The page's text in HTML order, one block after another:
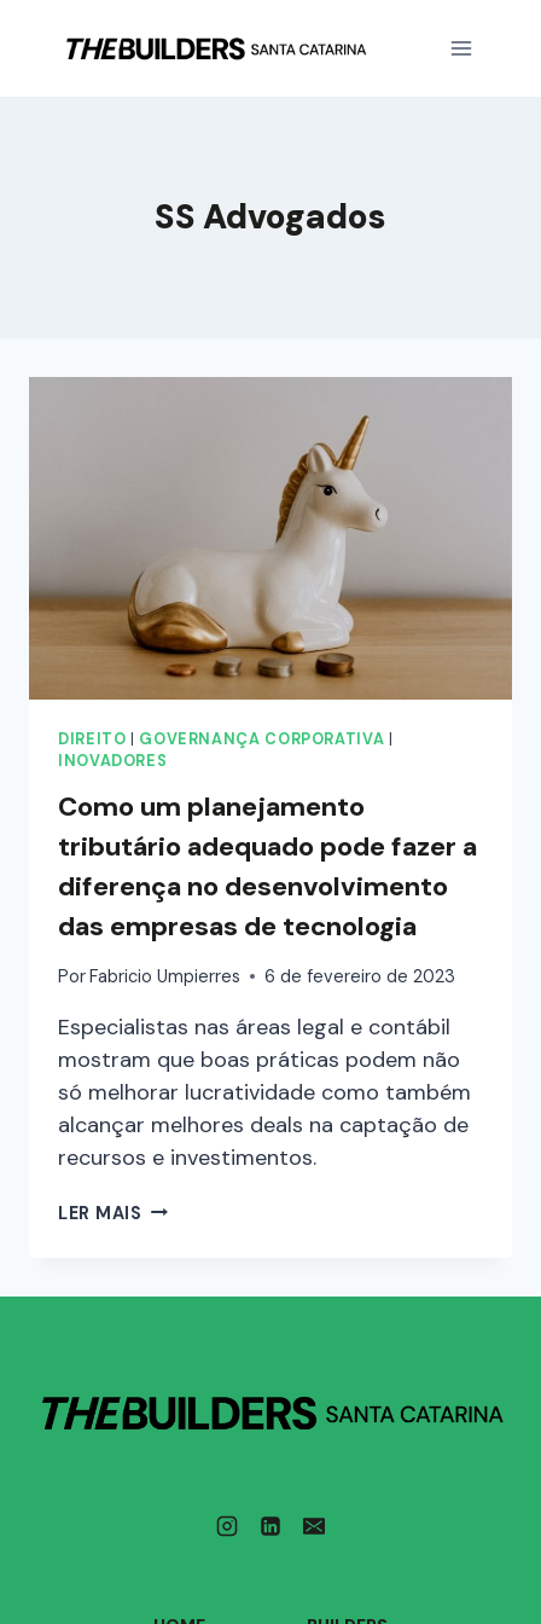
SS Advogados
DIREITO GOVERNANÇA CORPORATIVA
INOVADORES
Como um planejamento
tributário adequado pode fazer a
diferença no desenvolvimento
das empresas de tecnologia
PorFabricio Umpierres 6 de fevereiro de 2023
Especialistas nas áreas legal e contábil
mostram que boas práticas podem não
só melhorar lucratividade como também
alcançar melhores deals na captação de
recursos e investimentos.
LER MAIS